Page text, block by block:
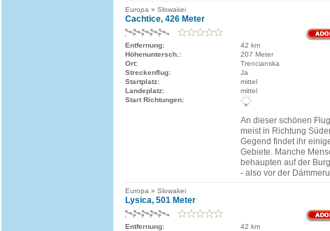
Europa » Slowakei
Cachtice, 426 Meter
Entfernung:
42 km
Höhenuntersch.:
207 Meter
Ort:
Trencianska
Streckenflug:
Ja
Startplatz:
mittel
Landeplatz:
mittel
Start Richtungen:
An dieser schönen
meist in Richtung
Gegend findet ihr
Gebiete. Manche
behaupten auf der
- also vor der
Europa » Slowakei
Lysica, 501 Meter
Entfernung:
42 km